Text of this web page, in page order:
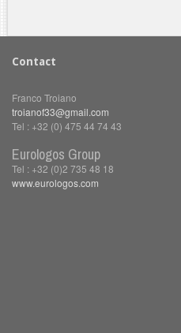
Contact
Franco Troiano
troianof33@gmail.com
Tel : +32 (0) 475 44 74 43
Eurologos Group
Tel : +32 (0)2 735 48 18
www.eurologos.com